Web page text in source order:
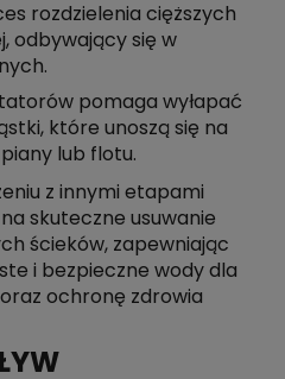
rozdzielenia cięższych
odbywający się w
pomaga wyłapać
które unoszą się na
lub flotu.
z innymi etapami
skuteczne usuwanie
ścieków, zapewniając
i bezpieczne wody dla
ochronę zdrowia